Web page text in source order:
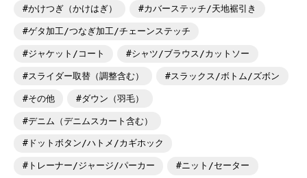
かけつぎ（かけはぎ） カバーステッチ/天地裾引き
ゲタ加工/つなぎ加工/チェーンステッチ
ジャケット/コート シャツ/ブラウス/カットソー
スライダー取替（調整含む） スラックス/ボトム/ズボン
その他 ダウン（羽毛）
デニム（デニムスカート含む）
ドットボタン/ハトメ/カギホック
トレーナー/ジャージ/パーカー ニット/セーター